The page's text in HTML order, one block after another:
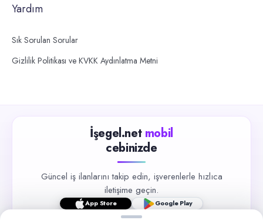
Yardım
Sık Sorulan Sorular
Gizlilik Politikası ve KVKK Aydınlatma Metni
İşegel.net mobil
cebinizde
Güncel iş ilanlarını takip edin, işverenlerle hızlıca
iletişime geçin.
App Store Google Play